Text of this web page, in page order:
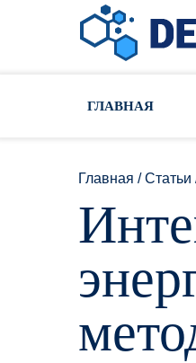
ГЛАВНАЯ
Главная /Статьи